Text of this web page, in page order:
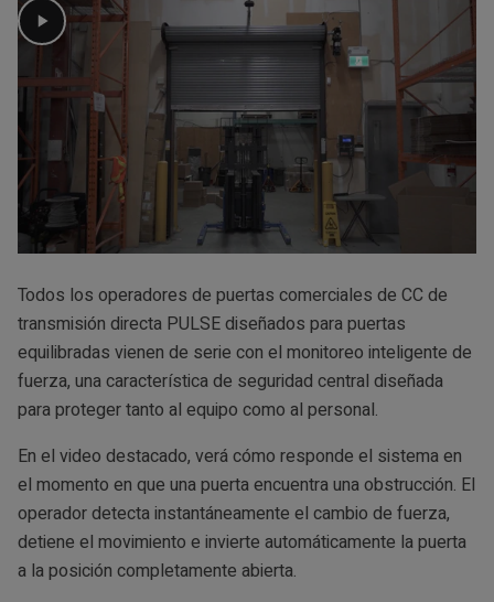
Todos los operadores de puertas comerciales de CC de
transmisión directa PULSE diseñados para puertas
equilibradas vienen de serie con el monitoreo inteligente de
fuerza, una característica de seguridad central diseñada
para proteger tanto al equipo como al personal.
En el video destacado, verá cómo responde el sistema en
el momento en que una puerta encuentra una obstrucción. El
operador detecta instantáneamente el cambio de fuerza,
detiene el movimiento e invierte automáticamente la puerta
a la posición completamente abierta.